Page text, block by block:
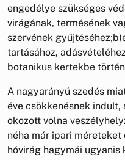
engedélye szükséges
virágának, termésének
szervének
tartásához,
botanikus kertekbe
A nagyarányú szedés
éve csökkenésnek indult,
okozott volna
néha már ipari
hóvirág hagymái ugyanis